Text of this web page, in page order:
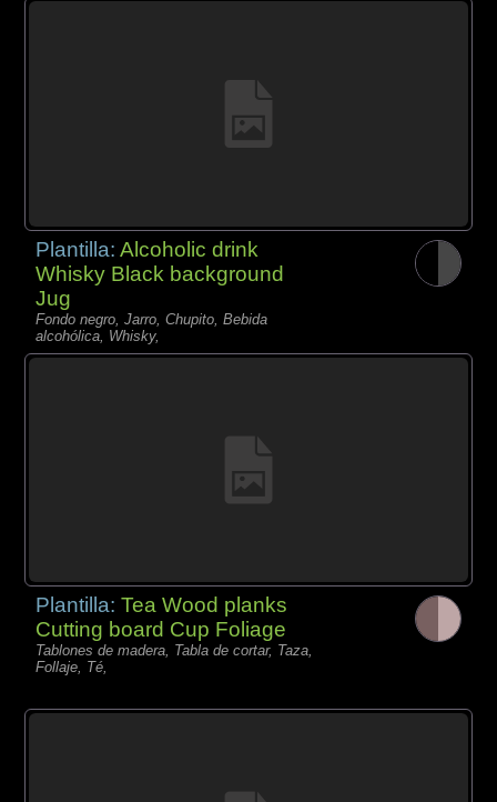
Plantilla:Alcoholic drink
Whisky Black background
Jug
Fondo negro, Jarro, Chupito, Bebida
alcohólica, Whisky,
Plantilla:Tea Wood planks
Cutting board Cup Foliage
Tablones de madera, Tabla de cortar, Taza,
Follaje, Té,